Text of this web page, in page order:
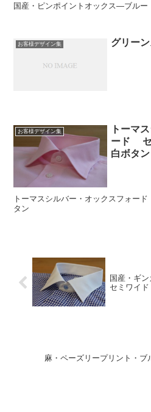
国産・ピンポイントオックス―ブル
お客様デザイン集 グリー
お客様デザイン集
トーマ
ード セ
白ボタン
トーマスシルバー・オックスフォ
タン
国産・ギ
セミワイ
麻・ペーズリープリント・ブ